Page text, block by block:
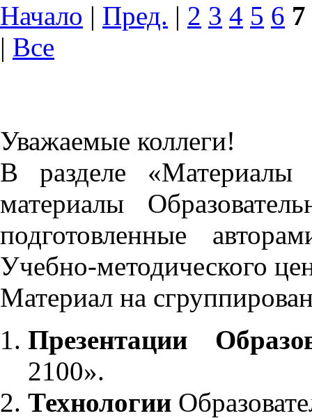
Начало | Пред. | 2 3 4 5 6 7
| Все
Уважаемые коллеги!
В разделе «Материалы
материалы
подготовленные
Учебно-методического
Материал на
Презентации
2100».
Технологии